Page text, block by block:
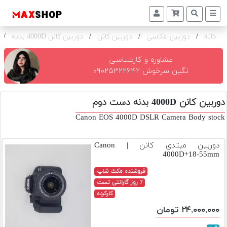
دوربین
و
تجهیزات
و
اکسسوری
دوم
دوربین
و
خانه / دوربین عکاسی / دوربین کانن / دوربین کانن 4000D بدنه /
مشاوره و کارشناسی
نگین سرخوش ۰۹۰۲۵۳۲۲۶۴۲
دوربین کانن 4000D بدنه دست دوم
Canon EOS 4000D DSLR Camera Body stock
دوربین مبتدی کانن | Canon
4000D+18-55mm
فروشنده مکث شاپ
7 روز گارانتی تست
کارکرده
۲۴,۰۰۰,۰۰۰ تومان